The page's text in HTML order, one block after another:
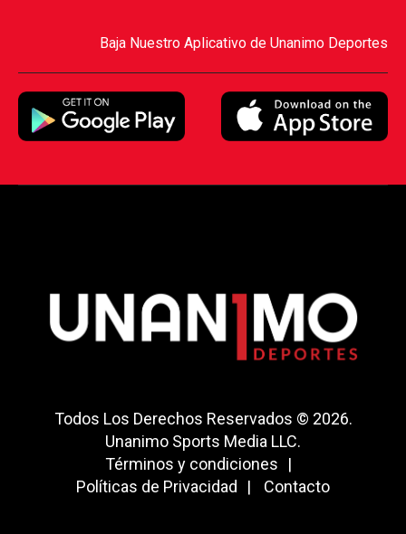
Baja Nuestro Aplicativo de Unanimo Deportes
Todos Los Derechos Reservados © 2026.
Unanimo Sports Media LLC.
Términos y condiciones
Políticas de Privacidad
Contacto